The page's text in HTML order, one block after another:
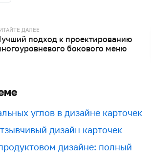
ДАЛЕЕ
подход к проектированию
бокового меню
углов в дизайне карточек
дизайн карточек
дизайне: полный